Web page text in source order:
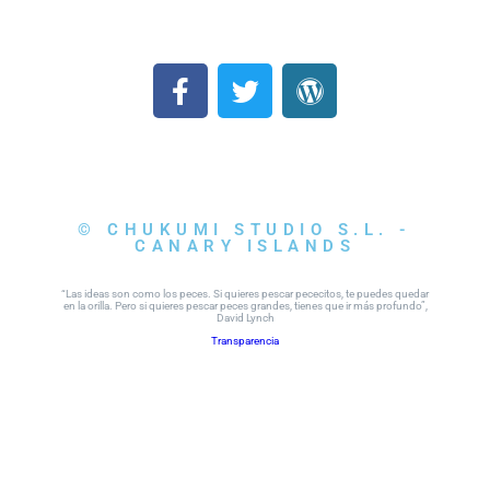
© CHUKUMI STUDIO S.L. -
CANARY ISLANDS
“Las ideas son como los peces. Si quieres pescar pececitos, te puedes quedar
en la orilla. Pero si quieres pescar peces grandes, tienes que ir más profundo”,
David Lynch
Transparencia